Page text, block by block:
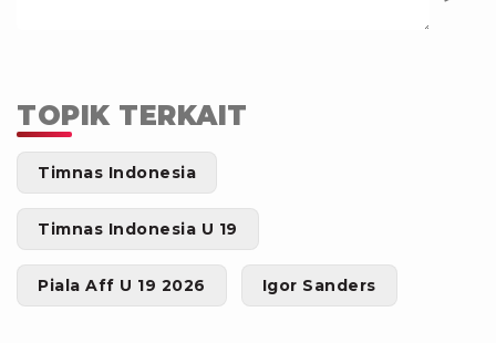
TOPIK TERKAIT
Timnas Indonesia
Timnas Indonesia U 19
Piala Aff U 19 2026 Igor Sanders